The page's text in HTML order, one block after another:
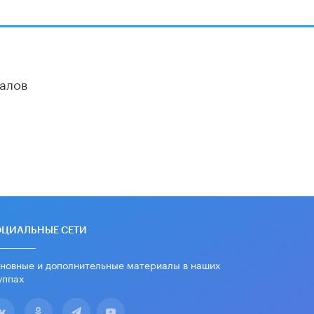
ChatGPT отучит школьников думать
СЕТИ
и дополнительные материалы в наших